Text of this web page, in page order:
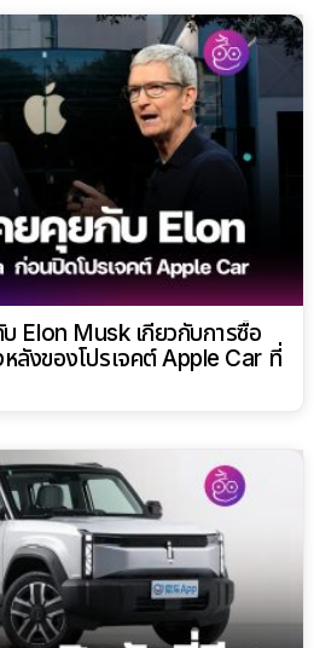
Elon Musk เกี่ยวกับการซื้อ
ลังของโปรเจคต์ Apple Car ที่